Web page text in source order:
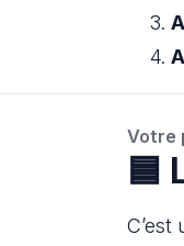
Votre
🟦